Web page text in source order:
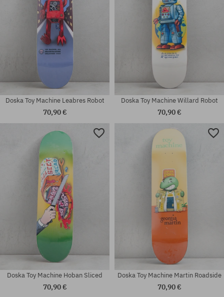
Dostupné veľkosti:
Dostupné veľkosti:
Doska Toy Machine Leabres Robot
70,90 €
Doska Toy Machine Willard Robot
70,90 €
Doska Toy Machine Hoban Sliced
70,90 €
Doska Toy Machine Martin Roadside
70,90 €